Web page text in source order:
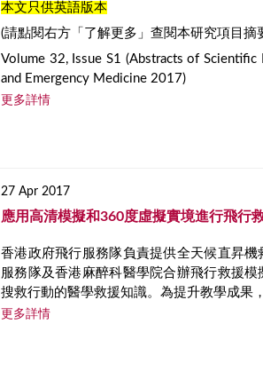
本文只供英語版本
(請點閱右方「了解更多」查閱本研究項目摘
Volume 32, Issue S1 (Abstracts of
and Emergency Medicine 2017)
更多詳情
27 Apr 2017
應用高清模擬和360度虛擬實境進行飛行
香港政府飛行服務隊負責提供全天候直昇
服務隊及香港麻醉科醫學院合辦飛行救援
搜救行動的醫學救援知識。為提升教學成果
更多詳情